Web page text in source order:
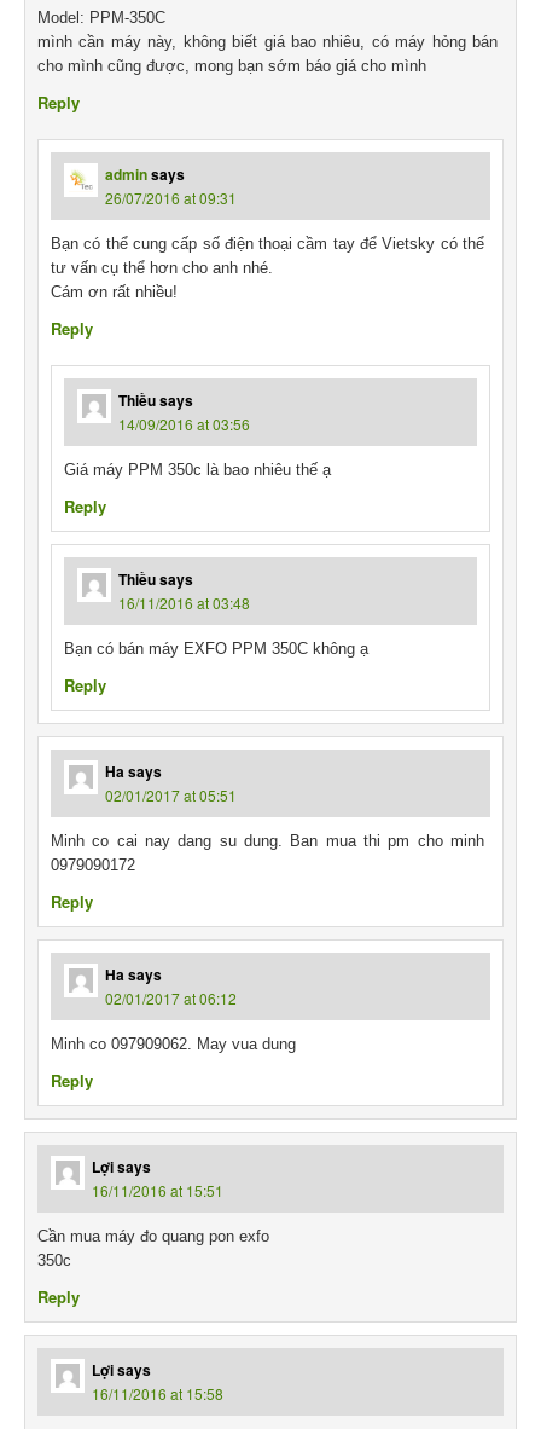
Model: PPM-350C
mình cần máy này, không biết giá bao nhiêu, có máy hỏng bán
cho mình cũng được, mong bạn sớm báo giá cho mình
Reply
adminsays
26/07/2016 at 09:31
Bạn có thể cung cấp số điện thoại cầm tay để Vietsky có thể
tư vấn cụ thể hơn cho anh nhé.
Cám ơn rất nhiều!
Reply
Thiềusays
14/09/2016 at 03:56
Giá máy PPM 350c là bao nhiêu thế ạ
Reply
Thiềusays
16/11/2016 at 03:48
Bạn có bán máy EXFO PPM 350C không ạ
Reply
Hasays
02/01/2017 at 05:51
Minh co cai nay dang su dung. Ban mua thi pm cho minh
0979090172
Reply
Hasays
02/01/2017 at 06:12
Minh co 097909062. May vua dung
Reply
Lợisays
16/11/2016 at 15:51
Cần mua máy đo quang pon exfo
350c
Reply
Lợisays
16/11/2016 at 15:58